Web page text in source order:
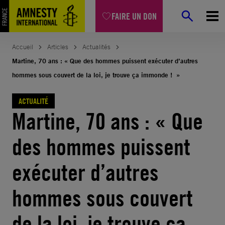
FAIRE UN DON
Aller
au
contenu
Accueil Articles
Actualités
Martine, 70 ans : « Que des hommes puissent exécuter d’autres
hommes sous couvert de la loi, je trouve ça immonde ! »
ACTUALITÉ
Martine, 70 ans : « Que
des hommes puissent
exécuter d’autres
hommes sous couvert